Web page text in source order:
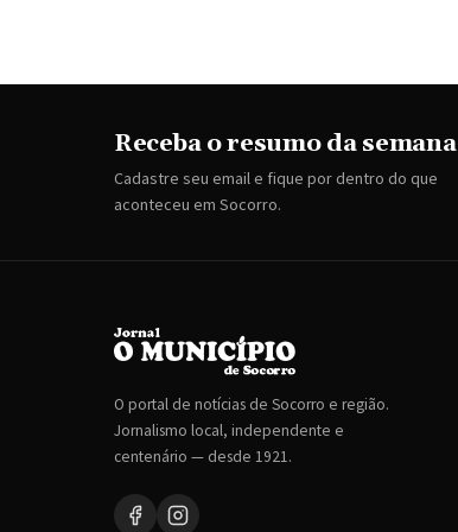
Receba o resumo da semana
Cadastre seu email e fique por dentro do que
aconteceu em Socorro.
O portal de notícias de Socorro e região.
Jornalismo local, independente e
centenário — desde 1921.